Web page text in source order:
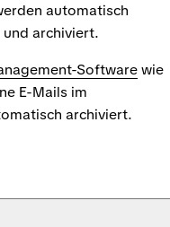
automatisch
archiviert.
Softwarewie
E-Mails im
archiviert.